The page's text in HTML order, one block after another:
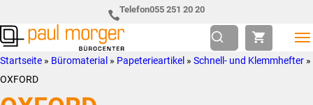
Hauptnavigation
springen
to
main
content
Telefon055 251 20 20
Paul
Morger
AG
so
individuell
wie
Startseite » Büromaterial » Papeterieartikel » Schnell- und Klemmhefter »
OXFORD